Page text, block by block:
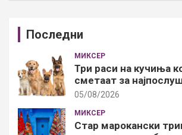
Последни
МИКСЕР
Три раси на кучиња
сметаат за
05/08/2026
МИКСЕР
Стар марокански